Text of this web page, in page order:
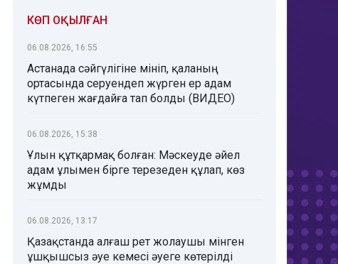
КӨП ОҚЫЛҒАН
06.08.2026, 16:55
Астанада сәйгүлігіне мініп, қаланың
ортасында серуендеп жүрген ер адам
күтпеген жағдайға тап болды (ВИДЕО)
06.08.2026, 15:38
Ұлын құтқармақ болған: Мәскеуде әйел
адам ұлымен бірге терезеден құлап, көз
жұмды
06.08.2026, 13:17
Қазақстанда алғаш рет жолаушы мінген
ұшқышсыз әуе кемесі әуеге көтерілді